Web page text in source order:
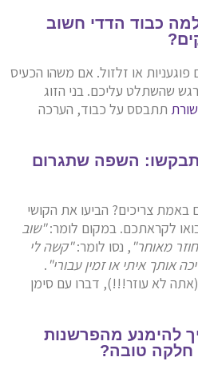
כבוד הדדי חשוב
או זלזול. אם משהו הכעיס
שהשתלט עליכם. בני הזוג
תתבסס על כבוד, הערכה
תבקשו: השפה שתגרום
צריכים? הביעו את הקושי
לקראתכם. במקום לומר:"שוב
מאוחר" , נסו לומר:"קשה לי
אותך איתי או זמין עבורי" .
לא עוזר!!!), דברו עם סימן
להימנע מהפרשנות
חלקה טובה?